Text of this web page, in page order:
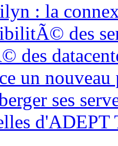
: la
des
des
un nouveau
ses